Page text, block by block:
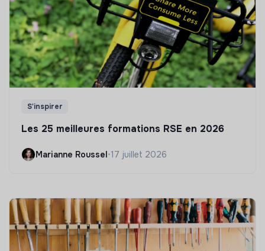
S'inspirer
Les 25 meilleures formations RSE en 2026
Marianne Roussel•17 juillet 2026